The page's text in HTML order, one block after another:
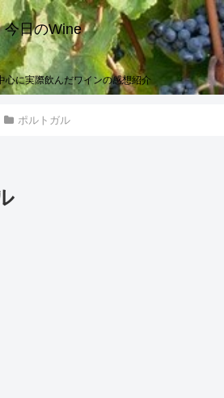
今日のWine
心に実際飲んだワインの感想紹介
ポルトガル